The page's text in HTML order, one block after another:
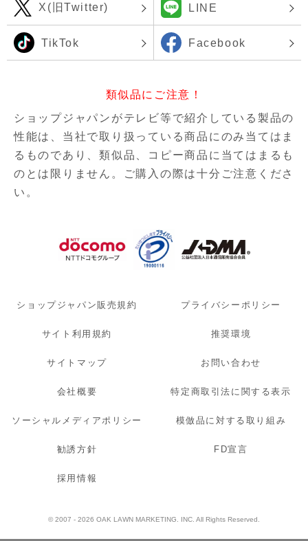
X(旧Twitter) LINE
TikTok Facebook
類似品にご注意！
ショップジャパンがテレビ等で紹介している製品の
性能は、当社で取り扱っている商品にのみ当てはま
るものであり、類似品、コピー商品に当てはまるも
のとは限りません。ご購入の際は十分ご注意くださ
い。
ショップジャパン販売規約 プライバシーポリシー
サイト利用規約 推奨環境
サイトマップ お問い合わせ
会社概要 特定商取引法に関する表示
ソーシャルメディアポリシー 模倣品に対する取り組み
勧誘方針 FD宣言
採用情報
© 2007 - 2026 OAK LAWN MARKETING. INC. All Rights Reserved.